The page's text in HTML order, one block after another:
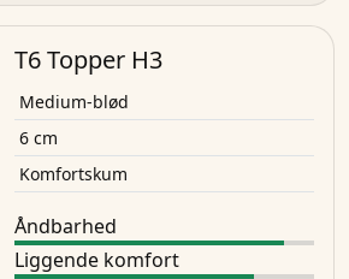
T6 Topper H3
Medium-blød
6 cm
Komfortskum
Åndbarhed
Liggende komfort